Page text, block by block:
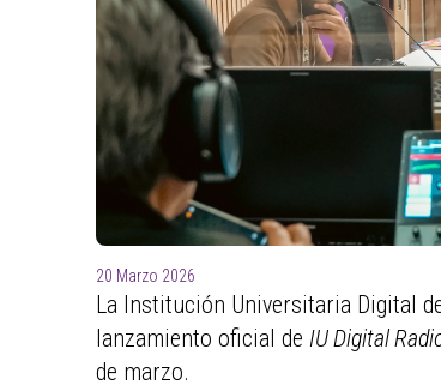
20 Marzo 2026
La Institución Universitaria Digital
lanzamiento oficial de IU Digital
de marzo.